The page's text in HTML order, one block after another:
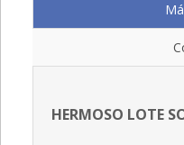
HERMOSO LOTE